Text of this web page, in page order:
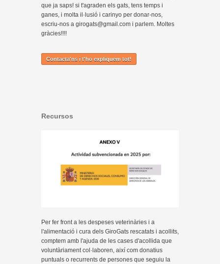
que ja saps! si t'agraden els gats, tens temps i
ganes, i molta il·lusió i carinyo per donar-nos,
escriu-nos a girogats@gmail.com i parlem. Moltes
gràcies!!!!
Contacta'ns i t'ho expliquem tot!
Recursos
Per fer front a les despeses veterinàries i a
l'alimentació i cura dels GiroGats rescatats i acollits,
comptem amb l'ajuda de les cases d'acollida que
voluntàriament col·laboren, així com donatius
puntuals o recurrents de persones que seguiu la